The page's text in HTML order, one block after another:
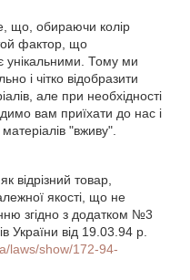
що, обираючи колір
фактор, що
унікальними. Тому ми
і чітко відобразити
але при необхідності
вам приїхати до нас і
"вживу".
відрізний товар,
якості, що не
згідно з додатком №3
України від 19.03.94 р.
laws/show/172-94-